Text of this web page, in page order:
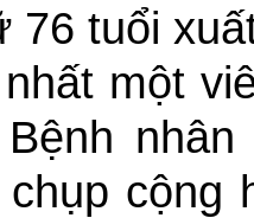
76 tuổi
một
Bệnh
cộng